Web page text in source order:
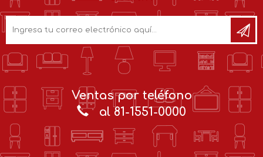
Ventas por teléfono
al 81-1551-0000